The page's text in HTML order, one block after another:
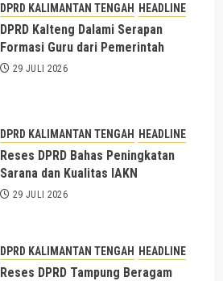
DPRD KALIMANTAN TENGAH HEADLINE
DPRD Kalteng Dalami Serapan
Formasi Guru dari Pemerintah
29 JULI 2026
DPRD KALIMANTAN TENGAH HEADLINE
Reses DPRD Bahas Peningkatan
Sarana dan Kualitas IAKN
29 JULI 2026
DPRD KALIMANTAN TENGAH HEADLINE
Reses DPRD Tampung Beragam